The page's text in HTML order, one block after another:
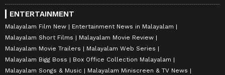
ENTERTAINMENT
Malayalam Film New
Entertainment News in Malayalam
Malayalam Short Films
Malayalam Movie Review
Malayalam Movie Trailers
Malayalam Web Series
Malayalam Bigg Boss
Box Office Collection Malayalam
Malayalam Songs & Music
Malayalam Miniscreen & TV News